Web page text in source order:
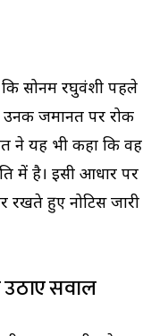
कि सोनम रघुवंशी पहले
उनकी जमानत पर रोक
ने यह भी कहा कि वह
में है। इसी आधार पर
रखते हुए नोटिस जारी
सवाल